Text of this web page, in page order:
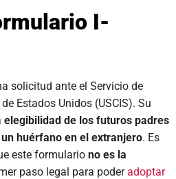
I-
solicitud ante el Servicio de
Estados Unidos (USCIS). Su
elegibilidad de los futuros padres
huérfano en el extranjero. Es
este formulario no es la
paso legal para poderadoptar